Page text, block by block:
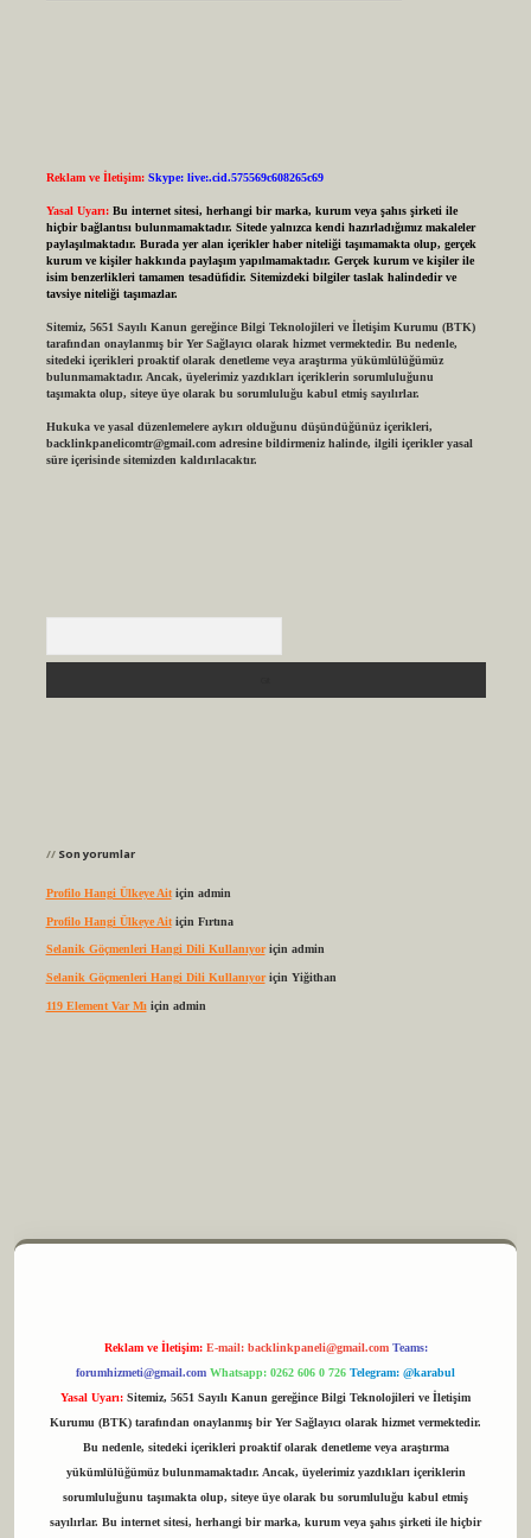
Reklam ve İletişim: Skype: live:.cid.575569c608265c69
Yasal Uyarı: Bu internet sitesi, herhangi bir marka, kurum veya şahıs şirketi ile
hiçbir bağlantısı bulunmamaktadır. Sitede yalnızca kendi hazırladığımız makaleler
paylaşılmaktadır. Burada yer alan içerikler haber niteliği taşımamakta olup, gerçek
kurum ve kişiler hakkında paylaşım yapılmamaktadır. Gerçek kurum ve kişiler ile
isim benzerlikleri tamamen tesadüfidir. Sitemizdeki bilgiler taslak halindedir ve
tavsiye niteliği taşımazlar.
Sitemiz, 5651 Sayılı Kanun gereğince Bilgi Teknolojileri ve İletişim Kurumu (BTK)
tarafından onaylanmış bir Yer Sağlayıcı olarak hizmet vermektedir. Bu nedenle,
sitedeki içerikleri proaktif olarak denetleme veya araştırma yükümlülüğümüz
bulunmamaktadır. Ancak, üyelerimiz yazdıkları içeriklerin sorumluluğunu
taşımakta olup, siteye üye olarak bu sorumluluğu kabul etmiş sayılırlar.
Hukuka ve yasal düzenlemelere aykırı olduğunu düşündüğünüz içerikleri,
backlinkpanelicomtr@gmail.comadresine bildirmeniz halinde, ilgili içerikler yasal
süre içerisinde sitemizden kaldırılacaktır.
Son yorumlar
Profilo Hangi Ülkeye Aitiçin admin
Profilo Hangi Ülkeye Aitiçin Fırtına
Selanik Göçmenleri Hangi Dili Kullanıyoriçin admin
Selanik Göçmenleri Hangi Dili Kullanıyoriçin Yiğithan
119 Element Var Mı için admin
Reklam ve İletişim: E-mail: backlinkpaneli@gmail.com Teams:
forumhizmeti@gmail.com Whatsapp: 0262 606 0 726 Telegram: @karabul
Yasal Uyarı: Sitemiz, 5651 Sayılı Kanun gereğince Bilgi Teknolojileri ve İletişim
Kurumu (BTK) tarafından onaylanmış bir Yer Sağlayıcı olarak hizmet vermektedir.
Bu nedenle, sitedeki içerikleri proaktif olarak denetleme veya araştırma
yükümlülüğümüz bulunmamaktadır. Ancak, üyelerimiz yazdıkları içeriklerin
sorumluluğunu taşımakta olup, siteye üye olarak bu sorumluluğu kabul etmiş
sayılırlar. Bu internet sitesi, herhangi bir marka, kurum veya şahıs şirketi ile hiçbir